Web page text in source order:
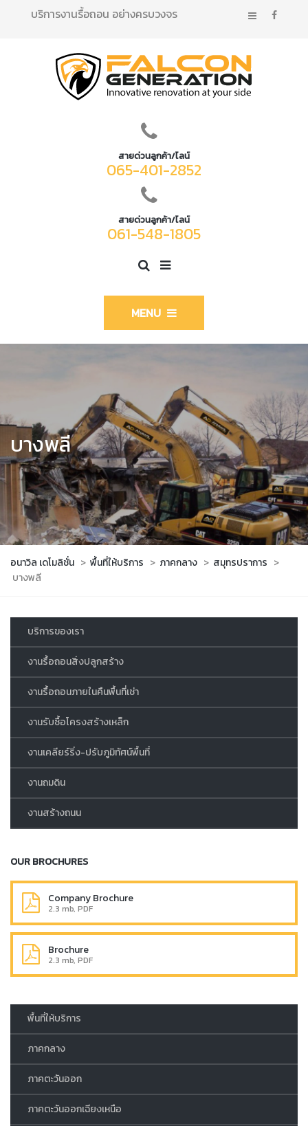
บริการงานรื้อถอน อย่างครบวงจร
สายด่วนลูกค้า/ไลน์
065-401-2852
สายด่วนลูกค้า/ไลน์
061-548-1805
MENU
บางพลี
อนาวิล เดโมลิชั่น > พื้นที่ให้บริการ > ภาคกลาง > สมุทรปราการ >
บางพลี
บริการของเรา
งานรื้อถอนสิ่งปลูกสร้าง
งานรื้อถอนภายในคืนพื้นที่เช่า
งานรับซื้อโครงสร้างเหล็ก
งานเคลียร์ริ่ง-ปรับภูมิทัศน์พื้นที่
งานถมดิน
งานสร้างถนน
OUR BROCHURES
Company Brochure
2.3 mb, PDF
Brochure
2.3 mb, PDF
พื้นที่ให้บริการ
ภาคกลาง
ภาคตะวันออก
ภาคตะวันออกเฉียงเหนือ